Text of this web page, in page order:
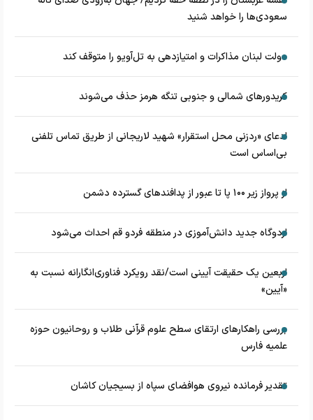
سعودی‌ها را خواهد شنید
دولت لبنان مذاکرات و امتیازدهی به تل‌آویو را متوقف کند
کریدورهای شمالی و جنوبی تنگه هرمز حذف می‌شوند
ادعای «ردزنی محل استقرار» شهید لاریجانی از طریق تماس تلفنی
بی‌اساس است
از پرواز زیر ۱۰۰ پا تا عبور از پدافند‌های گسترده دشمن
اردوگاه جدید دانش‌آموزی در منطقه فردو قم احداث می‌شود
اربعین یک حقیقت آیینی است/نقد رویکرد فناوری‌انگارانه نسبت به
«آیین»
بررسی راهکارهای ارتقای سطح علوم قرآنی طلاب و روحانیون حوزه
علمیه فارس
تقدیر فرمانده نیروی هوافضای سپاه از بسیجیان کاشان